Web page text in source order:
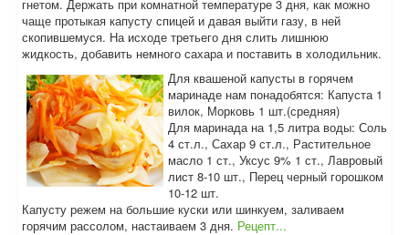
гнетом. Держать при комнатной температуре 3 дня, как можно
чаще протыкая капусту спицей и давая выйти газу, в ней
скопившемуся. На исходе третьего дня слить лишнюю
жидкость, добавить немного сахара и поставить в холодильник.
Для квашеной капусты в горячем
маринаде нам понадобятся: Капуста 1
вилок, Морковь 1 шт.(средняя)
Для маринада на 1,5 литра воды: Соль
4 ст.л., Сахар 9 ст.л., Растительное
масло 1 ст., Уксус 9% 1 ст., Лавровый
лист 8-10 шт., Перец черный горошком
10-12 шт.
Капусту режем на большие куски или шинкуем, заливаем
горячим рассолом, настаиваем 3 дня. Рецепт...